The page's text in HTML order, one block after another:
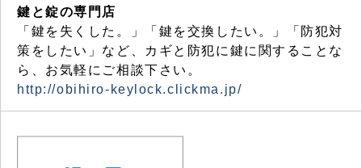
鍵と錠の専門店
「鍵を失くした。」「鍵を交換したい。」「防犯対
策をしたい」など、カギと防犯に鍵に関することな
ら、お気軽にご相談下さい。
http://obihiro-keylock.clickma.jp/